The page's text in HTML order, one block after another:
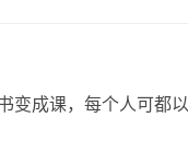
变成课，每个人可都‬